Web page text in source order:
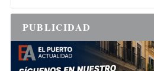
PUBLICIDAD